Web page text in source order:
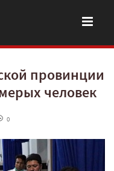
провинции
человек
0